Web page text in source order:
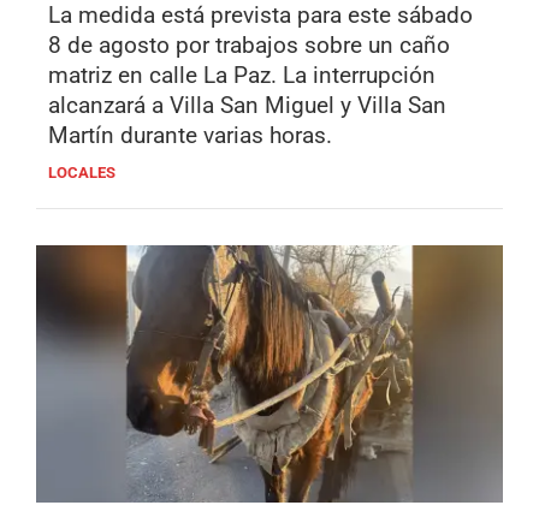
La medida está prevista para este sábado
8 de agosto por trabajos sobre un caño
matriz en calle La Paz. La interrupción
alcanzará a Villa San Miguel y Villa San
Martín durante varias horas.
LOCALES